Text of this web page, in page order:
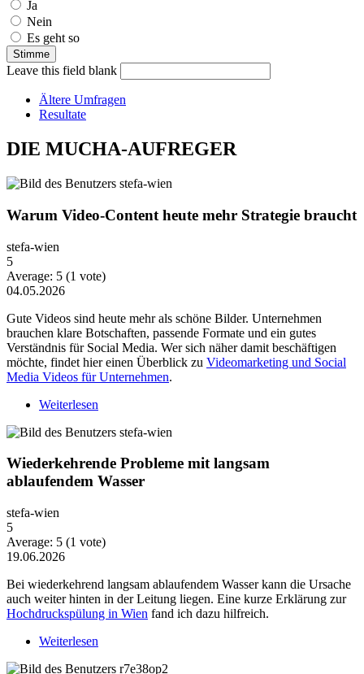
Auswahlmöglichkeiten
Ja
Nein
Es geht so
Leave this field blank
Ältere Umfragen
Resultate
DIE MUCHA-AUFREGER
Warum Video-Content heute mehr Strategie braucht
stefa-wien
5
Average: 5 (1 vote)
04.05.2026
Gute Videos sind heute mehr als schöne Bilder. Unternehmen
brauchen klare Botschaften, passende Formate und ein gutes
Verständnis für Social Media. Wer sich näher damit beschäftigen
möchte, findet hier einen Überblick zu Videomarketing und Social
Media Videos für Unternehmen.
Weiterlesen
Wiederkehrende Probleme mit langsam
ablaufendem Wasser
stefa-wien
5
Average: 5 (1 vote)
19.06.2026
Bei wiederkehrend langsam ablaufendem Wasser kann die Ursache
auch weiter hinten in der Leitung liegen. Eine kurze Erklärung zur
Hochdruckspülung in Wien fand ich dazu hilfreich.
Weiterlesen